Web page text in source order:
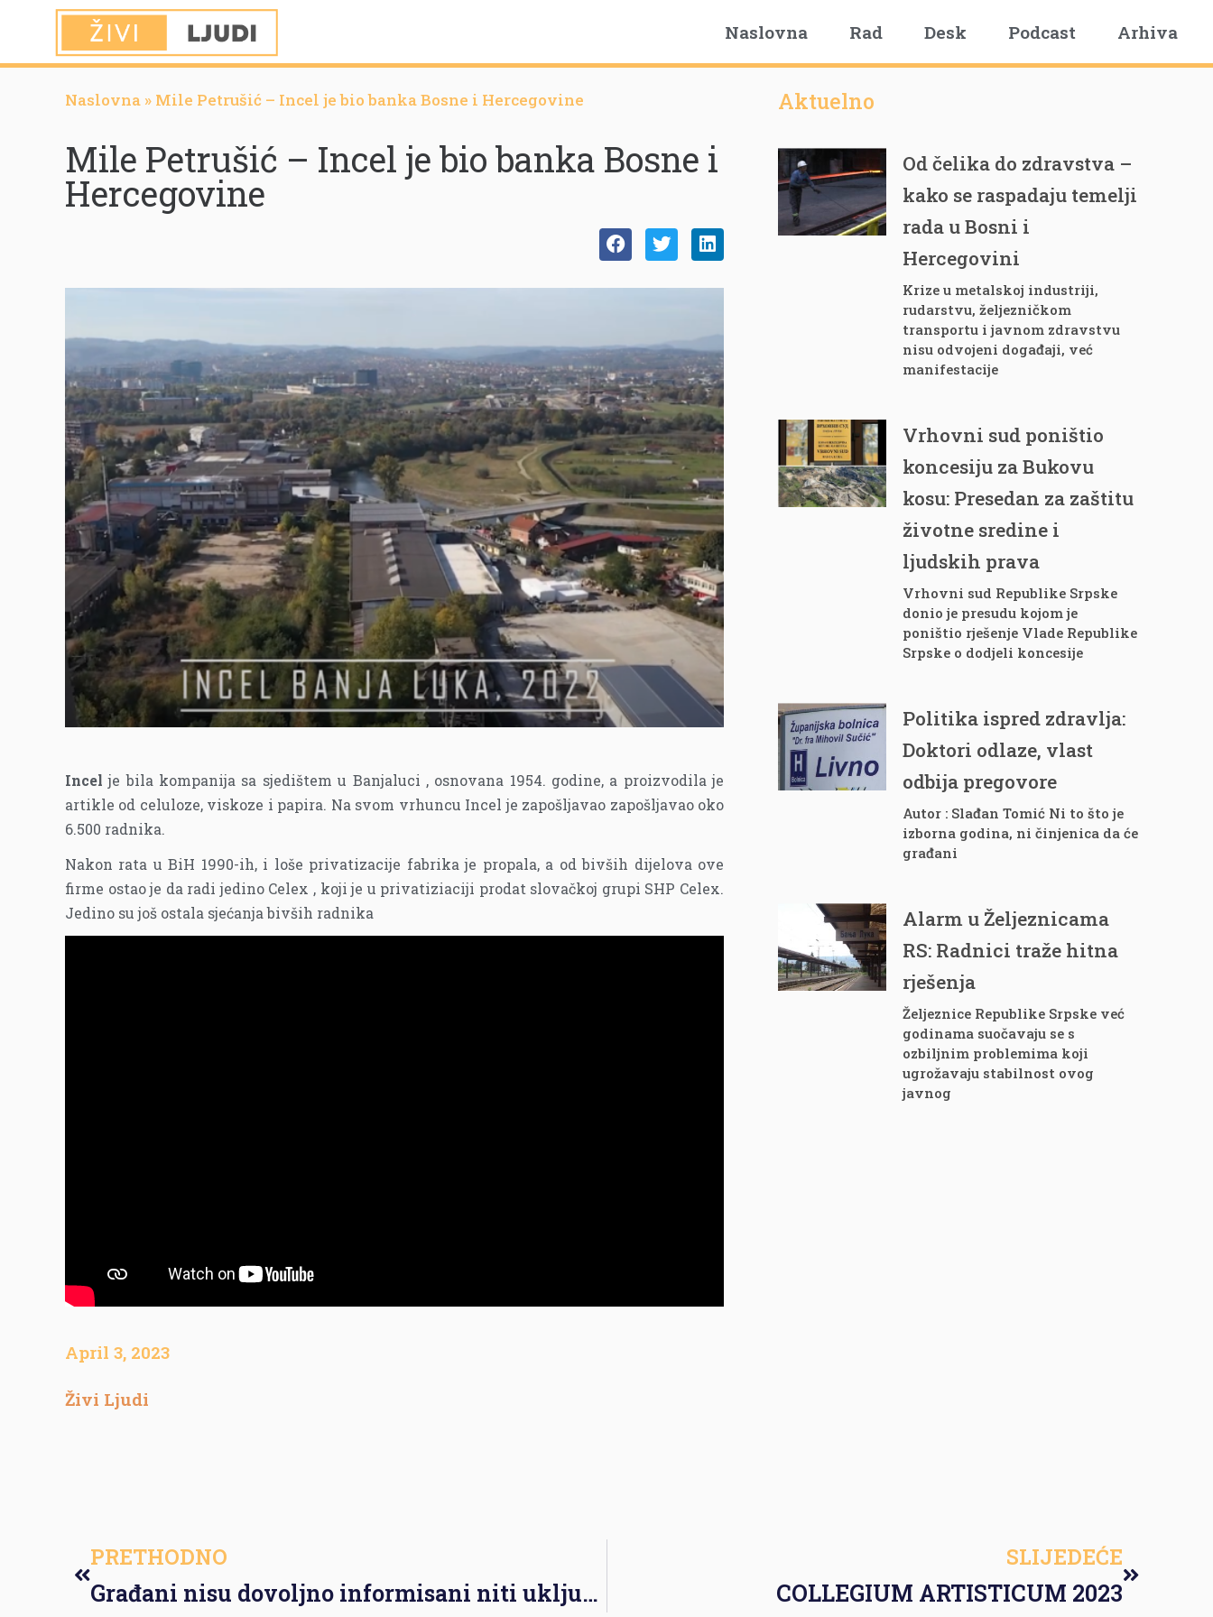
Naslovna Rad Desk Podcast Arhiva
Naslovna » Mile Petrušić – Incel je bio banka Bosne i Hercegovine
Mile Petrušić – Incel je bio banka Bosne i
Hercegovine
Incel je bila kompanija sa sjedištem u Banjaluci , osnovana 1954. godine, a proizvodila je
artikle od celuloze, viskoze i papira. Na svom vrhuncu Incel je zapošljavao zapošljavao oko
6.500 radnika.
Nakon rata u BiH 1990-ih, i loše privatizacije fabrika je propala, a od bivših dijelova ove
firme ostao je da radi jedino Celex , koji je u privatiziaciji prodat slovačkoj grupi SHP Celex.
Jedino su još ostala sjećanja bivših radnika
April 3, 2023
Živi Ljudi
Aktuelno
Od čelika do zdravstva –
kako se raspadaju temelji
rada u Bosni i
Hercegovini
Krize u metalskoj industriji,
rudarstvu, željezničkom
transportu i javnom zdravstvu
nisu odvojeni događaji, već
manifestacije
Vrhovni sud poništio
koncesiju za Bukovu
kosu: Presedan za zaštitu
životne sredine i
ljudskih prava
Vrhovni sud Republike Srpske
donio je presudu kojom je
poništio rješenje Vlade Republike
Srpske o dodjeli koncesije
Politika ispred zdravlja:
Doktori odlaze, vlast
odbija pregovore
Autor : Slađan Tomić Ni to što je
izborna godina, ni činjenica da će
građani
Alarm u Željeznicama
RS: Radnici traže hitna
rješenja
Željeznice Republike Srpske već
godinama suočavaju se s
ozbiljnim problemima koji
ugrožavaju stabilnost ovog
javnog
PRETHODNO
Građani nisu dovoljno informisani niti uključeni u energetsku tranziciju
SLIJEDEĆE
COLLEGIUM ARTISTICUM 2023